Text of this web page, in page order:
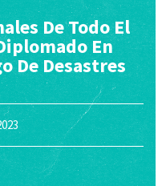
De Todo El
En
De Desastres